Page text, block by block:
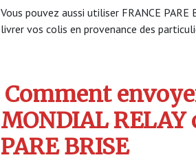
Vous pouvez aussi utiliser FRANCE
livrer vos colis en provenance des
Comment
MONDIAL RELAY
PARE BRISE